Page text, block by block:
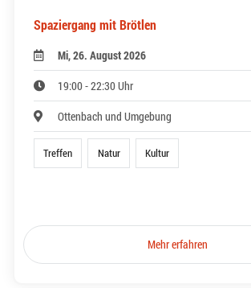
Spaziergang mit Brötlen
Mi, 26. August 2026
19:00 - 22:30 Uhr
Ottenbach und Umgebung
Treffen Natur Kultur
Mehr erfahren